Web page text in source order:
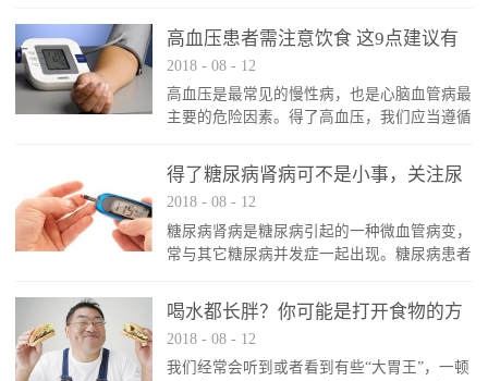
宜体，害则成疾”。自古以来，中医治病讲究
服药忌口是众所周知的事情，但其实服用西药
时，同样需要注意饮食禁忌。服用西药依然需
要忌口口服药物进入体内需要经历吸收（通过
胃肠道）、分布（通过血液、淋巴）、代谢
四个环节。有些食物可能会影响到药物的吸
收...
高血压患者需注意饮食 这9点建议有
助健康
2018 - 08 - 12
高血压是最常见的慢性病，也是心脑血管病最
主要的危险因素。得了高血压，我们应当遵循
钠盐、油脂和精制糖的食物，限量吃烹调油。
在饮食习惯上，进食应有规律，不宜进食过
饱，也不宜漏餐。今天马博士就跟大家讲讲，
有了高血压，该如何合理选择食物才好。
1、谷类食物为主，常吃点薯类 应增加全
活动的不同，每天谷类和薯类的摄入量不同，
轻...
得了糖尿病肾病可不是小事，关注尿
微量白蛋白很重要
2018 - 08 - 12
糖尿病肾病是糖尿病引起的一种微血管病变，
常与其它糖尿病并发症一起出现。糖尿病患者
这样做不仅对肾脏有好处，对其它并发症也益
处多多。那么，先来了解一下糖尿病肾病的发
展阶段。糖尿病肾病发展的“五步曲”糖尿病肾
病对患者的损害并不是一蹴而就的，而是有以
喝水都长胖？你可能是打开食物的方
式不对
2018 - 08 - 12
我们经常会听到或者看到有些“大胃王”，一顿